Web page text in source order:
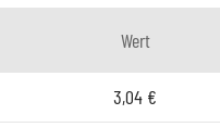
Wert
3,04 €